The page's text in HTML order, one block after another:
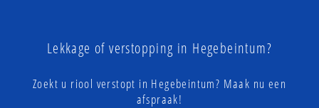
Lekkage of verstopping in Hegebeintum?
Zoekt u riool verstopt in Hegebeintum? Maak nu een
afspraak!